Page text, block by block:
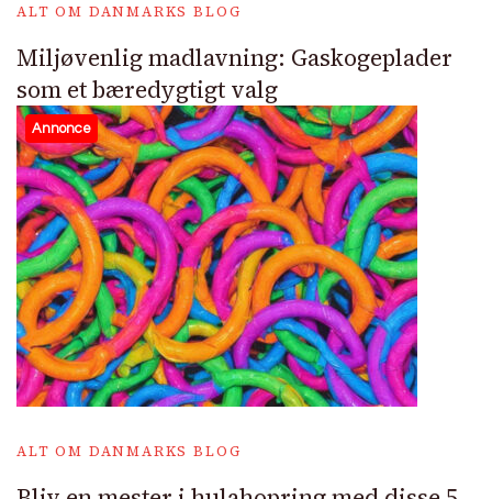
ALT OM DANMARKS BLOG
Miljøvenlig madlavning: Gaskogeplader
som et bæredygtigt valg
Annonce
ALT OM DANMARKS BLOG